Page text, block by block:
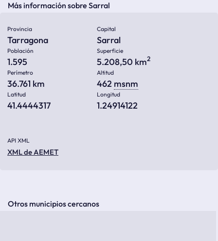
Más información sobre Sarral
Provincia
Tarragona
Capital
Sarral
Población
1.595
Superficie
5.208,50 km2
Perímetro
36.761 km
Altitud
462 msnm
Latitud
41.4444317
Longitud
1.24914122
API XML
XML de AEMET
Otros municipios cercanos